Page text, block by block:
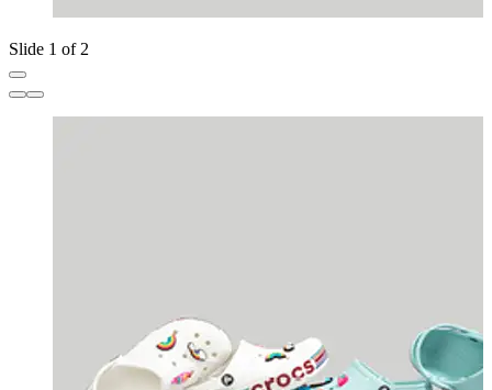
Slide 1 of 2